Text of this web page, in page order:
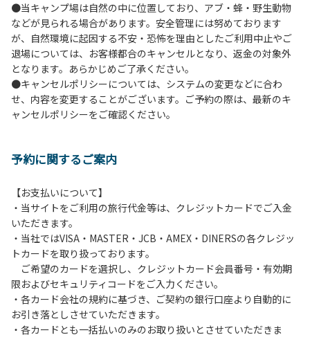
９.各自で出されましたゴミは全てお持ち帰りください。（使
用済みの炭は専用の捨て場に捨てられます。）
10.施設内および駐車場などで起きた金品等の盗難、ご利用
者間でのトラブルで生じた損害に対しては、一切の責任を負
いかねます。
11.施設の利用については管理人の指示に従ってください。従
わない場合は退場していただき、今後の利用をお断りする場
合があります。
●当キャンプ場は自然の中に位置しており、アブ・蜂・野生動物
などが見られる場合があります。安全管理には努めております
が、自然環境に起因する不安・恐怖を理由としたご利用中止やご
退場については、お客様都合のキャンセルとなり、返金の対象外
となります。あらかじめご了承ください。
●キャンセルポリシーについては、システムの変更などに合わ
せ、内容を変更することがございます。ご予約の際は、最新のキ
ャンセルポリシーをご確認ください。
予約に関するご案内
【お支払いについて】
・当サイトをご利用の旅行代金等は、クレジットカードでご入金
いただきます。
・当社ではVISA・MASTER・JCB・AMEX・DINERSの各クレジッ
トカードを取り扱っております。
ご希望のカードを選択し、クレジットカード会員番号・有効期
限およびセキュリティコードをご入力ください。
・各カード会社の規約に基づき、ご契約の銀行口座より自動的に
お引き落としさせていただきます。
・各カードとも一括払いのみのお取り扱いとさせていただきま